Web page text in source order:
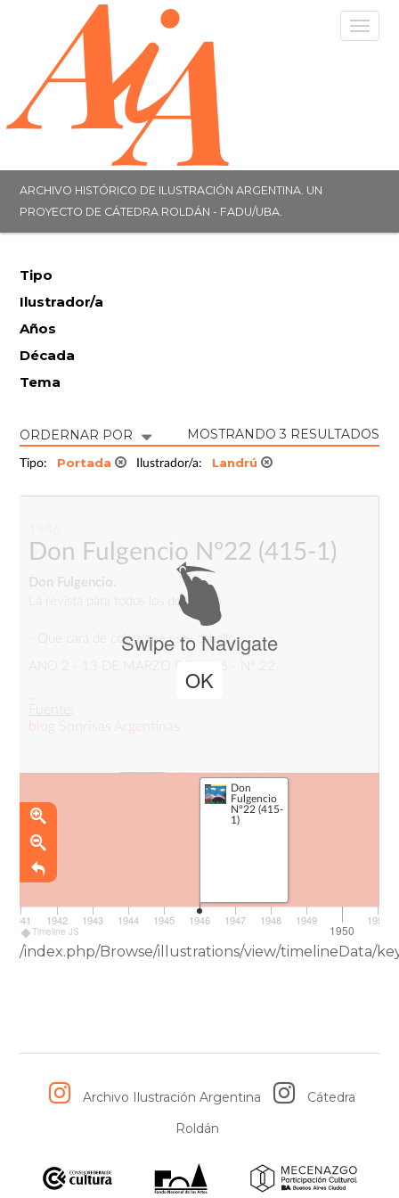
ARCHIVO HISTÓRICO DE ILUSTRACIÓN ARGENTINA. UN
PROYECTO DE CÁTEDRA ROLDÁN - FADU/UBA.
Tipo
Ilustrador/a
Años
Década
Tema
ORDERNAR POR MOSTRANDO 3 RESULTADOS
Tipo: Portada Ilustrador/a: Landrú
Don Fulgencio Nº22 (415-1)
Don Fulgencio.
La revista para todos los de la casa
- Que cara de cola tiene este caballo
blog Sonrisas Argentinas
Swipe to Navigate
OK
Timeline JS
Don
Fulgencio
Nº22 (415-
1)
1950
1941 1942 1943 1944 1945 1946 1947 1948 1949 1951
/index.php/Browse/illustrations/view/timelineData/
Archivo Ilustración Argentina
Cátedra
Roldán